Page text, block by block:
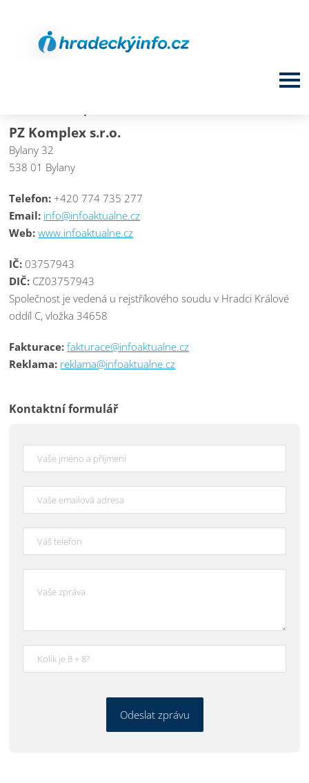
PZ Komplex s.r.o.
Bylany 32
538 01 Bylany
Telefon: +420 774 735 277
Email: info@infoaktualne.cz
Web: www.infoaktualne.cz
IČ: 03757943
DIČ: CZ03757943
Společnost je vedená u rejstříkového soudu v Hradci Králové
oddíl C, vložka 34658
Fakturace: fakturace@infoaktualne.cz
Reklama: reklama@infoaktualne.cz
Kontaktní formulář
Odeslat zprávu